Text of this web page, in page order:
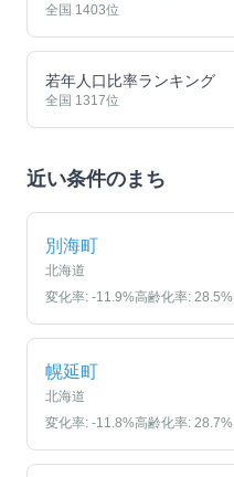
全国 1403位
若年人口比率ランキング
全国 1317位
近い条件のまち
別海町
北海道
変化率: -11.9%高齢化率: 28.5%
幌延町
北海道
変化率: -11.8%高齢化率: 28.7%